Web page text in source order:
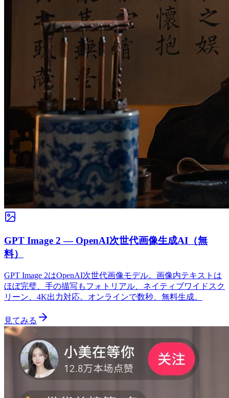
GPT Image 2 — OpenAI次世代画像生成AI（無
料）
GPT Image 2はOpenAI次世代画像モデル。画像内テキストは
ほぼ完璧、手の描写もフォトリアル、ネイティブワイドスク
リーン、4K出力対応。オンラインで数秒、無料生成。
見てみる